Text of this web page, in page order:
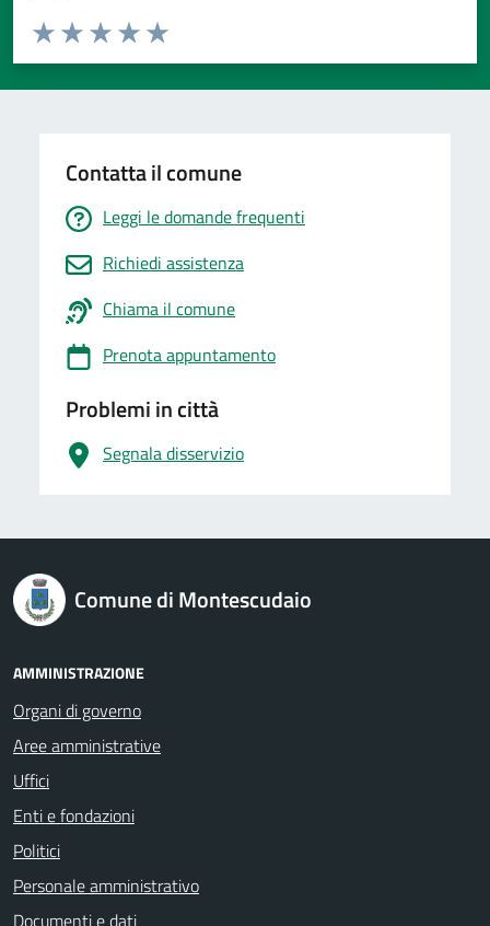
Valuta da 1 a 5 stelle la pagina
Valuta 5 stelle su 5
Valuta 4 stelle su 5
Valuta 3 stelle su 5
Valuta 2 stelle su 5
Valuta 1 stelle su 5
Contatta il comune
Leggi le domande frequenti
Richiedi assistenza
Chiama il comune
Prenota appuntamento
Problemi in città
Segnala disservizio
logo Unione Europea
Comune di Montescudaio
AMMINISTRAZIONE
Organi di governo
Aree amministrative
Uffici
Enti e fondazioni
Politici
Personale amministrativo
Documenti e dati